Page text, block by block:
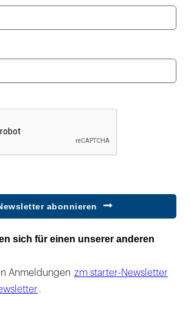
abonnieren
sich für einen unserer anderen
Anmeldungen zm starter-Newsletter
.